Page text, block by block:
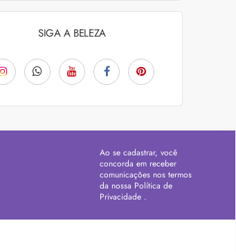
SIGA A BELEZA
Ao se cadastrar, você
concorda em receber
comunicações nos termos
da nossa Política de
Privacidade .